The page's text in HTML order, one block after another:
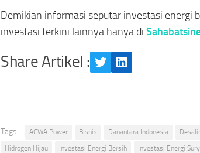
Demikian informasi seputar investasi energi
investasi terkini lainnya hanya di
Share Artikel : TwitterLinkedIn
Tags: ACWA Power Bisnis Danantara Indonesia
Hidrogen Hijau
Investasi Energi Bersih Investasi Energi